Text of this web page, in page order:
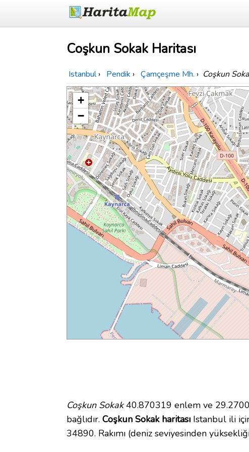
Coşkun Sokak Haritası
Istanbul › Pendik › Çamçeşme Mh. › Coşkun
+
−
Coşkun Sokak40.870319 enlem ve
bağlıdır. Coşkun Sokak haritası Istanbul ili
34890. Rakımı (deniz seviyesinden